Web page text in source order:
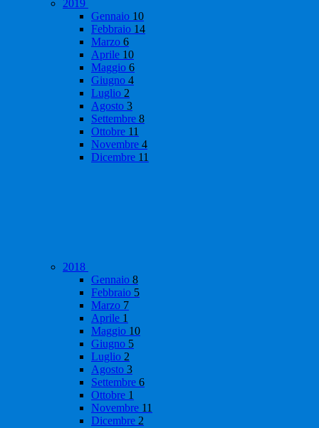
2019
Gennaio 10
Febbraio 14
Marzo 6
Aprile 10
Maggio 6
Giugno 4
Luglio 2
Agosto 3
Settembre 8
Ottobre 11
Novembre 4
Dicembre 11
2018
Gennaio 8
Febbraio 5
Marzo 7
Aprile 1
Maggio 10
Giugno 5
Luglio 2
Agosto 3
Settembre 6
Ottobre 1
Novembre 11
Dicembre 2